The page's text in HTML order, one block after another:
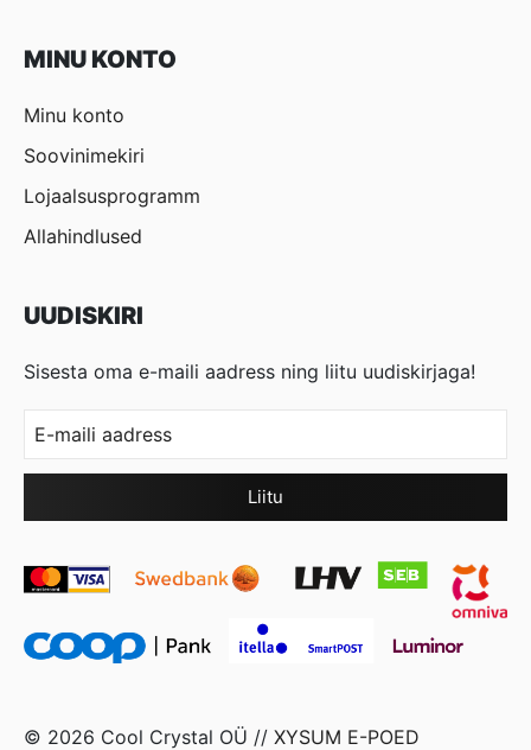
MINU KONTO
Minu konto
Soovinimekiri
Lojaalsusprogramm
Allahindlused
UUDISKIRI
Sisesta oma e-maili aadress ning liitu uudiskirjaga!
© 2026 Cool Crystal OÜ // XYSUM E-POED